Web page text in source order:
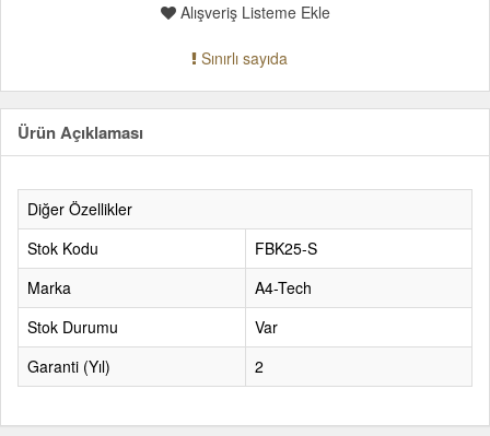
Alışveriş Listeme Ekle
Sınırlı sayıda
Ürün Açıklaması
Diğer Özellikler
Stok Kodu
FBK25-S
Marka
A4-Tech
Stok Durumu
Var
Garanti (Yıl)
2